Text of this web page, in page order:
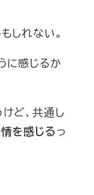
しれない。
に感じるか
ど、共通し
を感じるっ